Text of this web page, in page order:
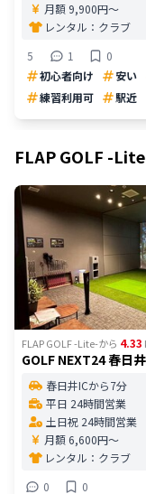
月額 9,900円〜
レンタル： クラブ
5
1
0
初心者向け
安い
練習利用可
駅近
FLAP GOLF -
FLAP GOLF -Lite-から 4.33
GOLF NEXT24 春日
春日井ICから7分
平日 24時間営業
土日祝 24時間営業
月額 6,600円〜
レンタル： クラブ
0
0